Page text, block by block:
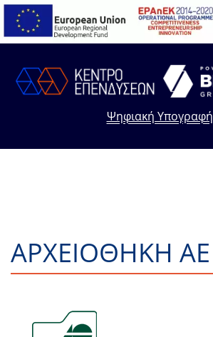
Ψηφιακή Υπογραφή
ΑΡΧΕΙΟΘΗΚΗ ΑΕ